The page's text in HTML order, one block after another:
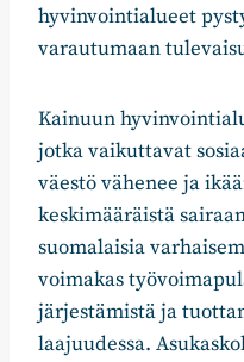
hyvinvointialueet
varautumaan
Kainuun
jotka vaikuttavat
väestö vähenee ja
keskimääräistä
suomalaisia
voimakas
järjestämistä ja
laajuudessa.